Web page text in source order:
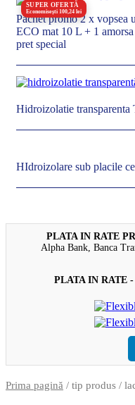
SUPER OFERTĂ
Economisești 100,24 lei
Pachet promo 2 x vopsea
ECO mat 10 L + 1
pret special
Hidroizolatie
HIdroizolare sub placile
PLATA IN RATE
Alpha Bank, Banca
PLATA IN RATE
Prima pagină / tip produs /